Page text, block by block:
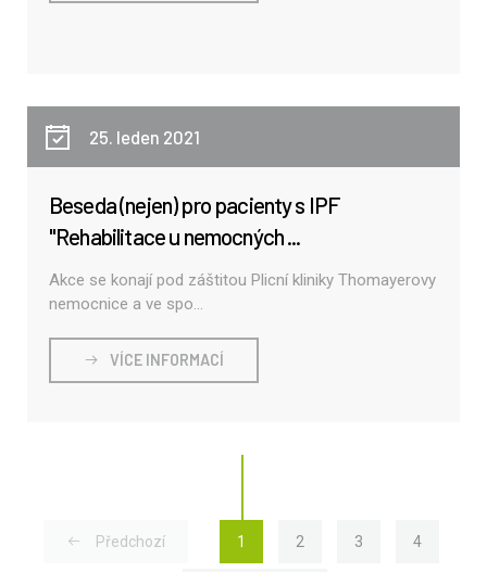
25. leden 2021
Beseda (nejen) pro pacienty s IPF
"Rehabilitace u nemocných ...
Akce se konají pod záštitou Plicní kliniky Thomayerovy
nemocnice a ve spo...
VÍCE INFORMACÍ
Předchozí 1 (current)
2(current)
3(current)
4(current)